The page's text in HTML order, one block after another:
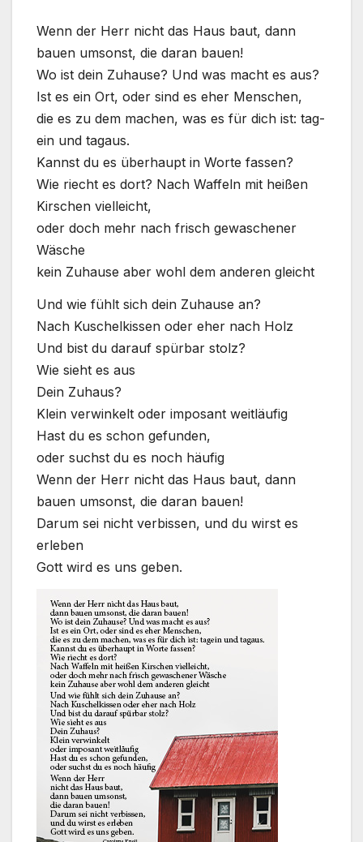
Wenn der Herr nicht das Haus baut, dann
bau­en umsonst, die dar­an bau­en!
Wo ist dein Zuhau­se? Und was macht es aus?
Ist es ein Ort, oder sind es eher Men­schen,
die es zu dem machen, was es für dich ist: tag­
ein und tag­aus.
Kannst du es über­haupt in Wor­te fas­sen?
Wie riecht es dort? Nach Waf­feln mit hei­ßen
Kir­schen viel­leicht,
oder doch mehr nach frisch gewa­sche­ner
Wäsche
kein Zuhau­se aber wohl dem ande­ren gleicht
Und wie fühlt sich dein Zuhau­se an?
Nach Kuschel­kis­sen oder eher nach Holz
Und bist du dar­auf spür­bar stolz?
Wie sieht es aus
Dein Zuhaus?
Klein ver­win­kelt oder impo­sant weit­läu­fig
Hast du es schon gefun­den,
oder suchst du es noch häu­fig
Wenn der Herr nicht das Haus baut, dann
bau­en umsonst, die dar­an bau­en!
Dar­um sei nicht ver­bis­sen, und du wirst es
erle­ben
Gott wird es uns geben.